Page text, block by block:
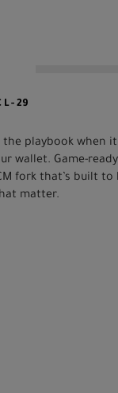
L - 29
playbook when
Game-
fork that’s built
matter.